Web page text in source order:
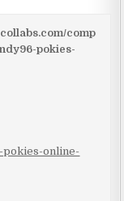
comp
pokies-
pokies-online-